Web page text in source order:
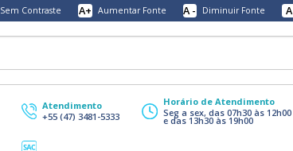
Sem Contraste A+ Aumentar Fonte A - Diminuir Fonte A
Atendimento
+55 (47) 3481-5333
Horário de Atendimento
Seg a sex, das 07h30 às 12h00
e das 13h30 às 19h00